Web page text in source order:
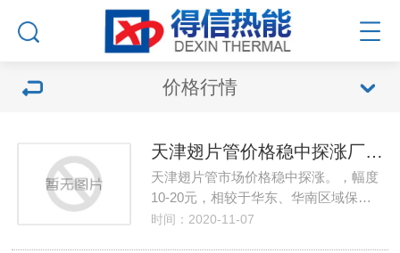
价格行情
天津翅片管价格稳中探涨厂家供应整体偏少
天津翅片管市场价格稳中探涨。，幅度
10-20元，相较于华东、华南区域保…
时间：2020-11-07